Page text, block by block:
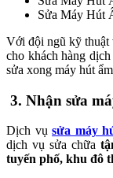
Sửa Máy Hút
Với đội ngũ kỹ thuật
cho khách hàng
sửa xong máy hút
3. Nhận sửa
Dịch vụsửa máy
dịch vụ sửa chữa
tuyến phố, khu đô